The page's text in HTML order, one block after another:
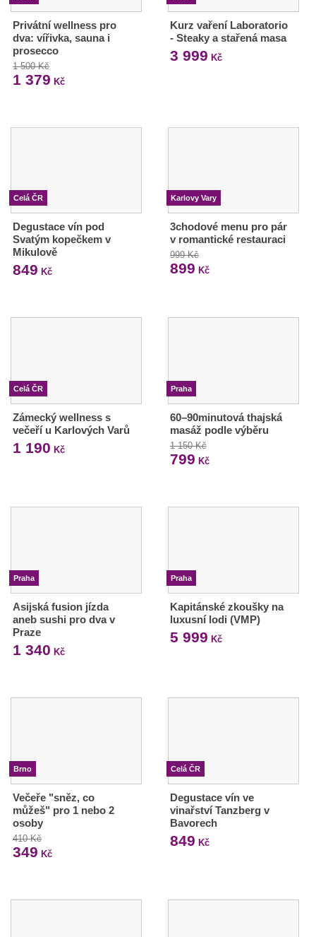
Privátní wellness pro
dva: vířivka, sauna i
prosecco
1 500 Kč
1 379 Kč
Kurz vaření Laboratorio
- Steaky a stařená masa
3 999 Kč
Celá ČR
Degustace vín pod
Svatým kopečkem v
Mikulově
849 Kč
Karlovy Vary
3chodové menu pro pár
v romantické restauraci
999 Kč
899 Kč
Celá ČR
Zámecký wellness s
večeří u Karlových Varů
1 190 Kč
Praha
60–90minutová thajská
masáž podle výběru
1 150 Kč
799 Kč
Praha
Asijská fusion jízda
aneb sushi pro dva v
Praze
1 340 Kč
Praha
Kapitánské zkoušky na
luxusní lodi (VMP)
5 999 Kč
Brno
Večeře "sněz, co
můžeš" pro 1 nebo 2
osoby
410 Kč
349 Kč
Celá ČR
Degustace vín ve
vinařství Tanzberg v
Bavorech
849 Kč